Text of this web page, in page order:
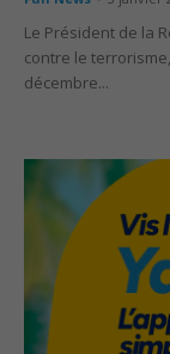
Le Président de la
contre le
décembre...